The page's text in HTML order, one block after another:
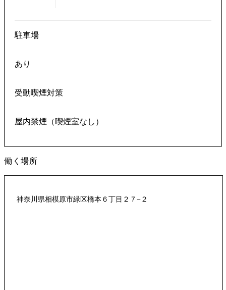
駐車場
あり
受動喫煙対策
屋内禁煙（喫煙室なし）
働く場所
神奈川県相模原市緑区橋本６丁目２７−２